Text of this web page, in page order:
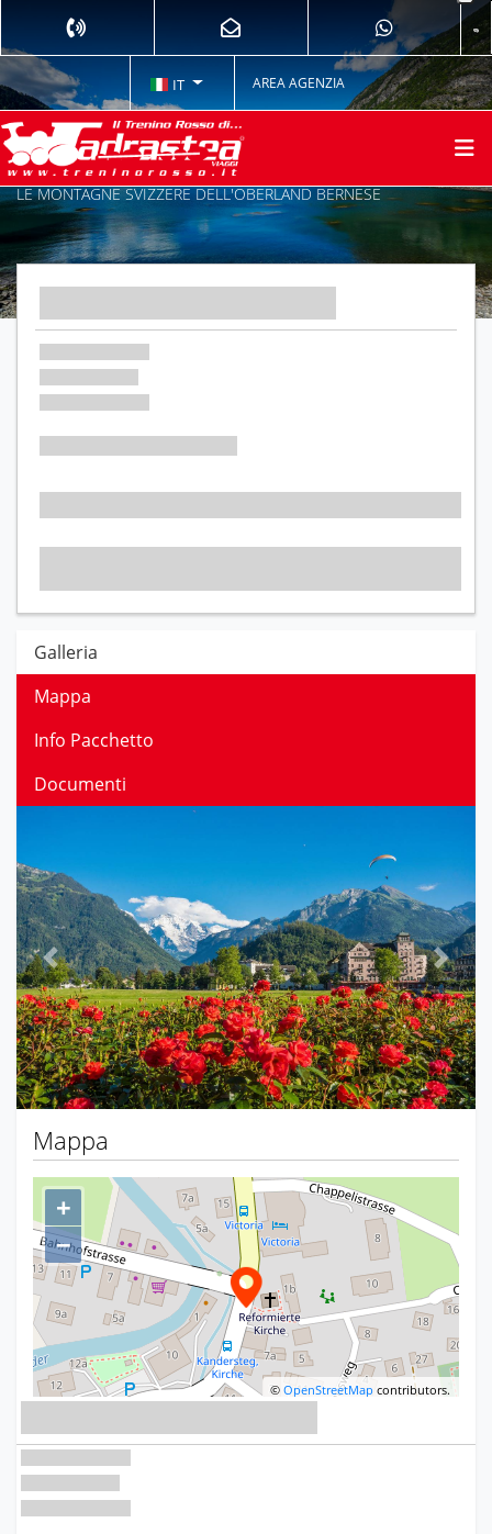
IT AREA AGENZIA
LE MONTAGNE SVIZZERE DELL'OBERLAND BERNESE
Galleria
Mappa
Info Pacchetto
Documenti
Previous Next
Mappa
+
−
©OpenStreetMap contributors.